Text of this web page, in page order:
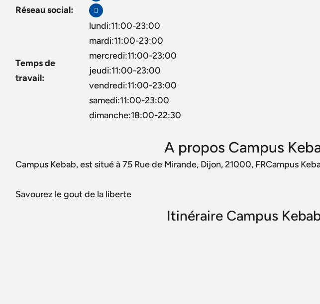
Réseau social:
Temps de
travail:
lundi:11:00-23:00
mardi:11:00-23:00
mercredi:11:00-23:00
jeudi:11:00-23:00
vendredi:11:00-23:00
samedi:11:00-23:00
dimanche:18:00-22:30
A propos Campus
Campus Kebab, est situé à 75 Rue de Mirande, Dijon, 21000, FRCampus
Savourez le gout de la liberte
Itinéraire Campus